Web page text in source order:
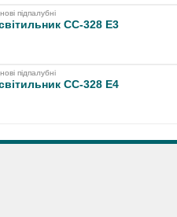
підпалубні
СС-328 Е3
підпалубні
СС-328 Е4